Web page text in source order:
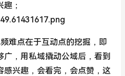
；
难点在于互动点的挖掘，即
，用私域撬动公域后，看到
感兴趣，会看完，会点赞，这